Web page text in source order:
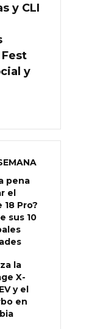
y CLI
y
pena
el
18 Pro?
sus 10
la
X-
y el
en